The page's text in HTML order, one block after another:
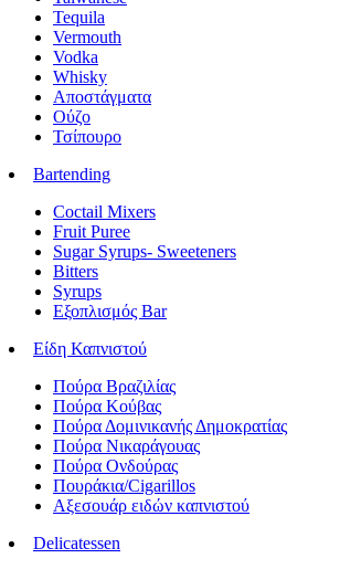
Tequila
Vermouth
Vodka
Whisky
Αποστάγματα
Ούζο
Τσίπουρο
Bartending
Coctail Mixers
Fruit Puree
Sugar Syrups- Sweeteners
Bitters
Syrups
Εξοπλισμός Bar
Είδη Καπνιστού
Πούρα Βραζιλίας
Πούρα Κούβας
Πούρα Δομινικανής Δημοκρατίας
Πούρα Νικαράγουας
Πούρα Ονδούρας
Πουράκια/Cigarillos
Αξεσουάρ ειδών καπνιστού
Delicatessen